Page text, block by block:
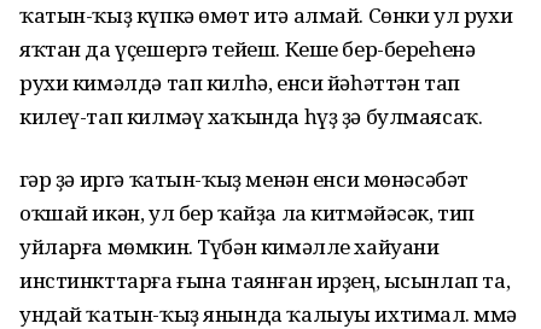
ҡатын-ҡыҙ күпкә өмөт итә алмай. Сөнки ул рухи
яҡтан да үҫешергә тейеш. Кеше бер-береһенә
рухи кимәлдә тап килһә, енси йәһәттән тап
килеү-тап килмәү хаҡында һүҙ ҙә булмаясаҡ.
Әгәр ҙә иргә ҡатын-ҡыҙ менән енси мөнәсәбәт
оҡшай икән, ул бер ҡайҙа ла китмәйәсәк, тип
уйларға мөмкин. Түбән кимәлле хайуани
инстинкттарға ғына таянған ирҙең, ысынлап та,
ундай ҡатын-ҡыҙ янында ҡалыуы ихтимал. Әммә